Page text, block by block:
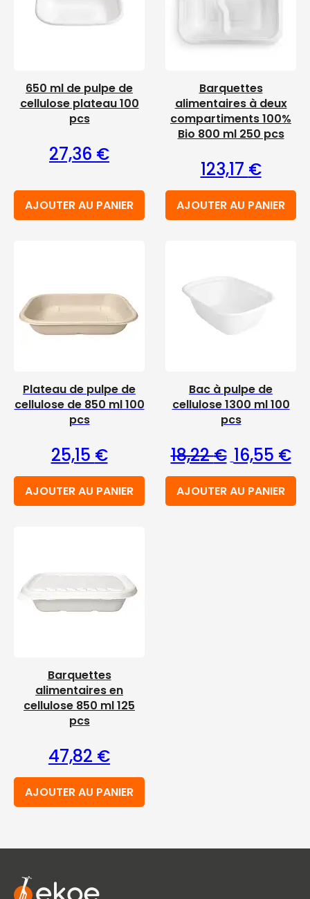
650 ml de pulpe de
cellulose plateau 100
pcs
27,36 €
AJOUTER AU PANIER
Barquettes
alimentaires à deux
compartiments 100%
Bio 800 ml 250 pcs
123,17 €
AJOUTER AU PANIER
Plateau de pulpe de
cellulose de 850 ml 100
pcs
25,15 €
AJOUTER AU PANIER
Bac à pulpe de
cellulose 1300 ml 100
pcs
18,22€ Le prix
16,55 €Le
AJOUTER AU PANIER
Barquettes
alimentaires en
cellulose 850 ml 125
pcs
47,82 €
AJOUTER AU PANIER